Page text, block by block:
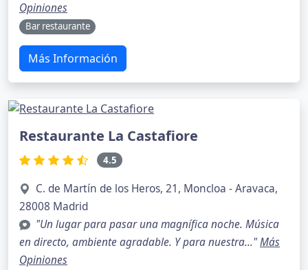
Opiniones
Bar restaurante
Más Información
Restaurante La Castafiore
4.5
C. de Martín de los Heros, 21, Moncloa - Aravaca,
28008 Madrid
"Un lugar para pasar una magnífica noche. Música
en directo, ambiente agradable. Y para nuestra..."Más
Opiniones